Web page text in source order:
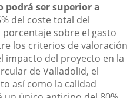
podrá ser superior a
del coste total del
sobre el gasto
los criterios de valoración
impacto del proyecto en la
de Valladolid, el
así como la calidad